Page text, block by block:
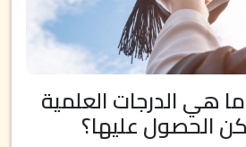
ما هي الدرجات العلمية
الحصول عليها؟